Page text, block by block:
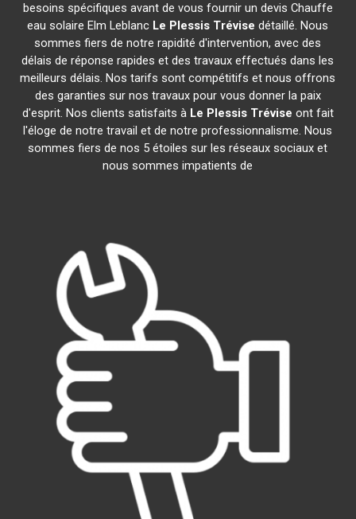
besoins spécifiques avant de vous fournir un devis Chauffe
eau solaire Elm Leblanc Le Plessis Trévise détaillé. Nous
sommes fiers de notre rapidité d'intervention, avec des
délais de réponse rapides et des travaux effectués dans les
meilleurs délais. Nos tarifs sont compétitifs et nous offrons
des garanties sur nos travaux pour vous donner la paix
d'esprit. Nos clients satisfaits à Le Plessis Trévise ont fait
l'éloge de notre travail et de notre professionnalisme. Nous
sommes fiers de nos 5 étoiles sur les réseaux sociaux et
nous sommes impatients de